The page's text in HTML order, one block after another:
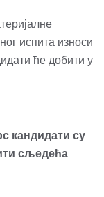
испита износи
ће добити у
кандидати су
сљедећа